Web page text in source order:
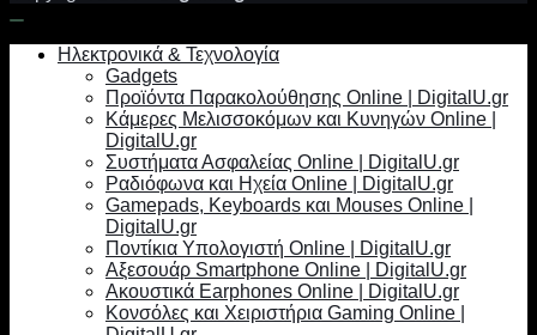
Ηλεκτρονικά & Τεχνολογία
Gadgets
Προϊόντα Παρακολούθησης Online | DigitalU.gr
Κάμερες Μελισσοκόμων και Κυνηγών Online |
DigitalU.gr
Συστήματα Ασφαλείας Online | DigitalU.gr
Ραδιόφωνα και Ηχεία Online | DigitalU.gr
Gamepads, Keyboards και Mouses Online |
DigitalU.gr
Ποντίκια Υπολογιστή Online | DigitalU.gr
Αξεσουάρ Smartphone Online | DigitalU.gr
Ακουστικά Earphones Online | DigitalU.gr
Κονσόλες και Χειριστήρια Gaming Online |